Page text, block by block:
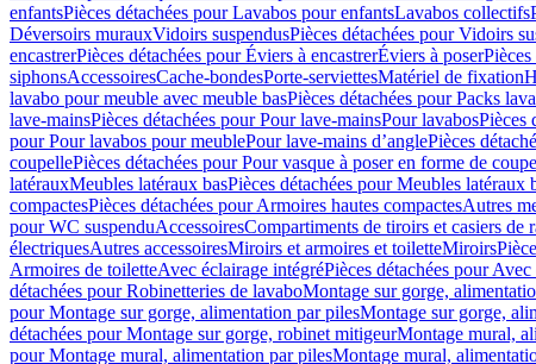
enfantsPièces détachées pour Lavabos pour enfantsLavabos collectifs
Déversoirs murauxVidoirs suspendusPièces détachées pour Vidoirs
encastrerPièces détachées pour Éviers à encastrerÉviers à poser
siphonsAccessoiresCache-bondesPorte-serviettesMatériel de fixation
lavabo pour meuble avec meuble basPièces détachées pour Packs
lave-mainsPièces détachées pour Pour lave-mainsPour lavabosPièces
pour Pour lavabos pour meublePour lave-mains d’anglePièces
coupellePièces détachées pour Pour vasque à poser en forme de
latérauxMeubles latéraux basPièces détachées pour Meubles latéraux
compactesPièces détachées pour Armoires hautes compactesAutres
pour WC suspenduAccessoiresCompartiments de tiroirs et casiers de
électriquesAutres accessoiresMiroirs et armoires et toiletteMiroirs
Armoires de toiletteAvec éclairage intégréPièces détachées pour
détachées pour Robinetteries de lavaboMontage sur gorge,
pour Montage sur gorge, alimentation par pilesMontage sur gorge,
détachées pour Montage sur gorge, robinet mitigeurMontage mural,
pour Montage mural, alimentation par pilesMontage mural,